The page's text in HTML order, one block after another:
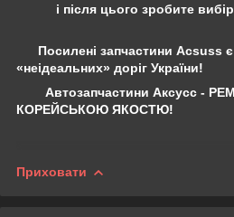
і після цього зробите
Посилені запчастини Acsuss
«неідеальних» доріг України!
Автозапчастини Аксусс -
КОРЕЙСЬКОЮ ЯКОСТЮ!
Приховати